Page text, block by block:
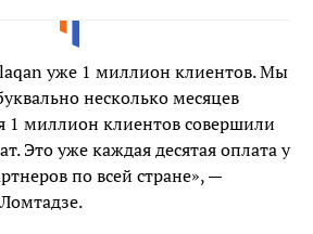
уже 1 миллион клиентов. Мы
несколько месяцев
1 миллион клиентов совершили
Это уже каждая десятая оплата у
по всей стране», —